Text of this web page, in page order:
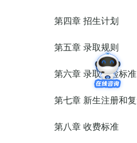
第四章 招生计划
第五章 录取规则
第六章 录取体检标准
第七章 新生注册和
第八章 收费标准